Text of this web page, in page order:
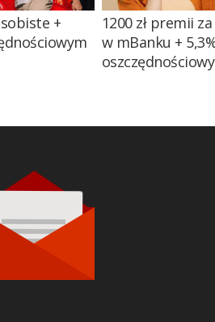
+
1200 zł premii
w mBanku +